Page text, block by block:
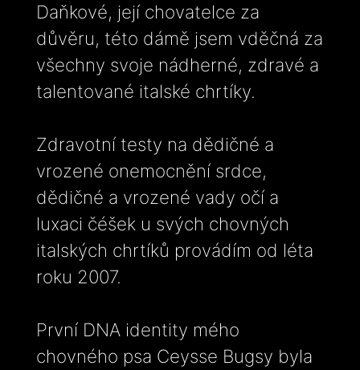
Daňkové, její chovatelce za
důvěru, této dámě jsem vděčná za
všechny svoje nádherné, zdravé a
talentované italské chrtíky.
Zdravotní testy na dědičné a
vrozené onemocnění srdce,
dědičné a vrozené vady očí a
luxaci čéšek u svých chovných
italských chrtíků provádím od léta
roku 2007.
První DNA identity mého
chovného psa Ceysse Bugsy byla